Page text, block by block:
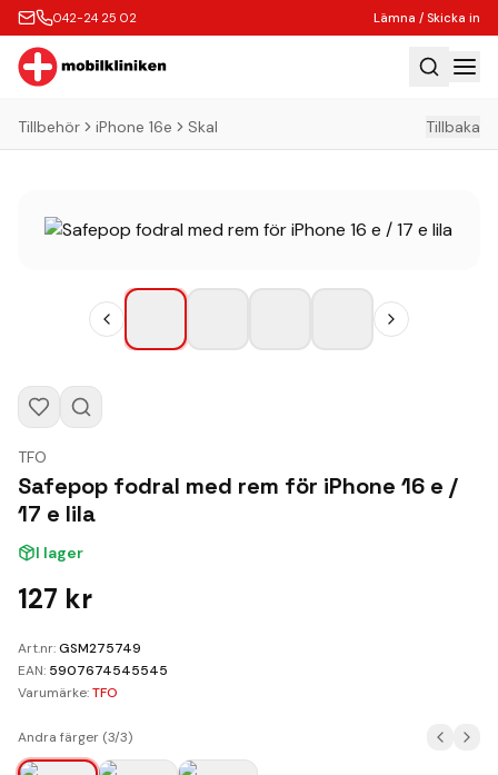
042-24 25 02 Lämna / Skicka in
Hem
Köp
Boka Express
Lämna / Skicka in
Butik
Kontakt
Kundvagn
Tillbehör iPhone 16e Skal Tillbaka
TFO
Safepop fodral med rem för iPhone 16 e /
17 e lila
I lager
127 kr
Art.nr:GSM275749
EAN: 5907674545545
Varumärke:TFO
Andra färger (3/3)